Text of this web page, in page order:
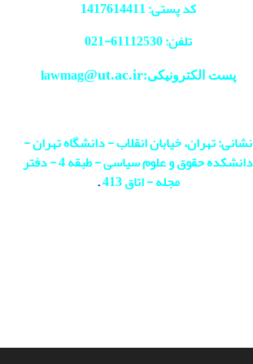
کد پستی: 1417614411
تلفن: 61112530-
021
پست الکترونیکی:lawmag@ut.ac.ir
نشانی: تهران، خیابان انقلاب - دانشگاه تهران -
دانشکده حقوق و علوم سیاسی - طبقه 4 - دفتر
مجله - اتاق 413
.